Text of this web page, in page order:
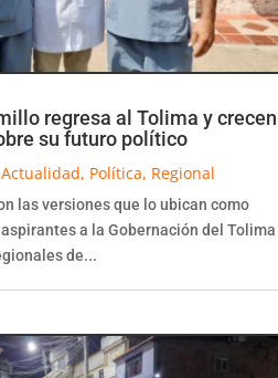
regresa al Tolima y crecen
su futuro político
Actualidad, Política, Regional
las versiones que lo ubican como
a la Gobernación del Tolima
de...